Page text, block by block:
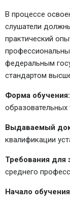
В процессе
слушатели
практический
федеральным
стандартом
Форма обучения:
образовательных
Выдаваемый
квалификации
Требования для
среднего
Начало